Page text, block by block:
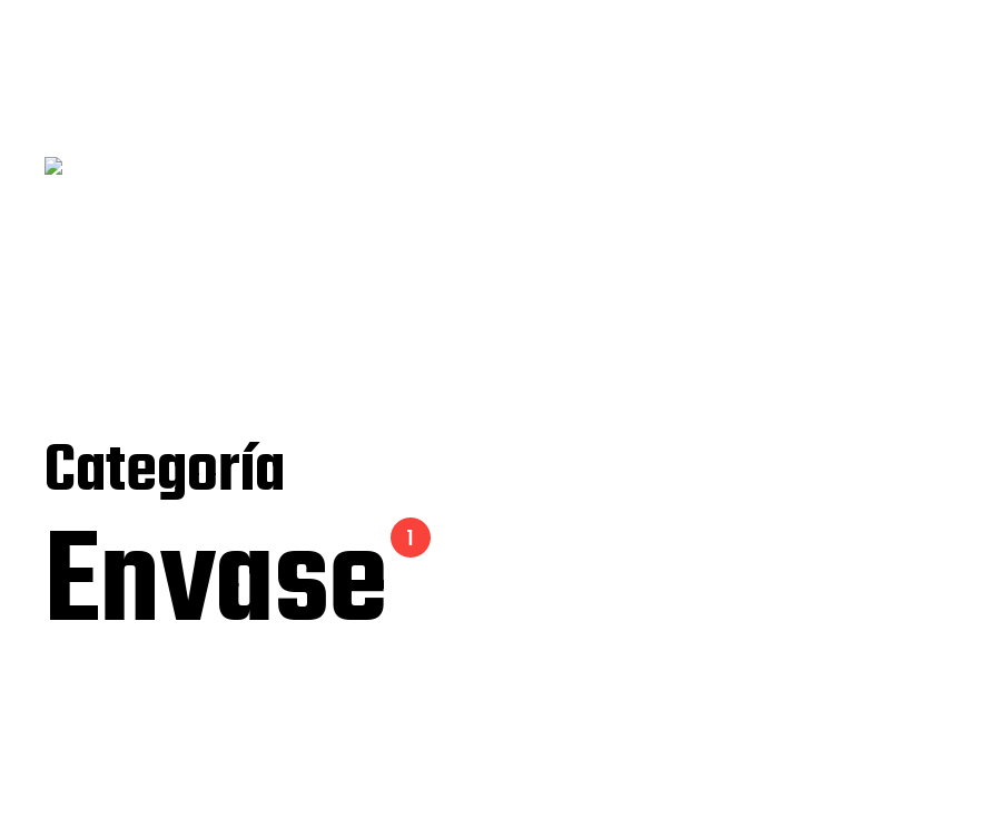
Categoría
Envase1